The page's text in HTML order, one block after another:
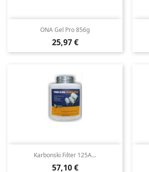
ONA Gel Pro 856g
Cena
25,97 €
Karbonski Filter 125A...
Cena
57,10 €